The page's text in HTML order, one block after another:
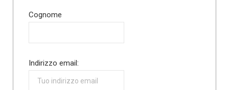
Cognome
Indirizzo email: